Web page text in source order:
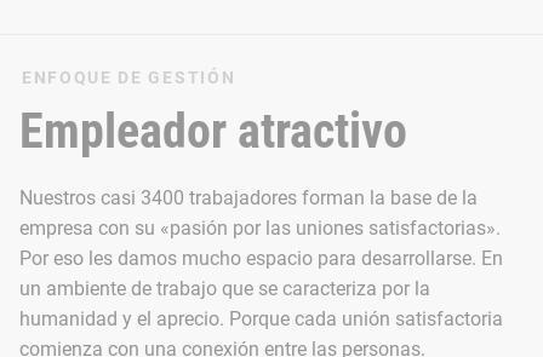
ENFOQUE DE GESTIÓN
Empleador atractivo
Nuestros casi 3400 trabajadores forman la base de la
empresa con su «pasión por las uniones satisfactorias».
Por eso les damos mucho espacio para desarrollarse. En
un ambiente de trabajo que se caracteriza por la
humanidad y el aprecio. Porque cada unión satisfactoria
comienza con una conexión entre las personas.